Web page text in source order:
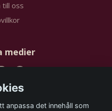
till oss
medier
vårt nyhetsbrev
anpassa det innehåll som